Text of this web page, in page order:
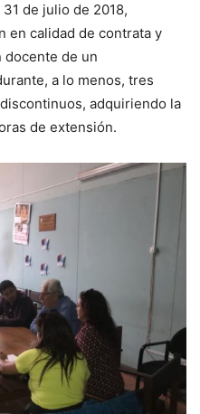
de julio de 2018,
en calidad de contrata y
docente de un
a lo menos, tres
adquiriendo la
de extensión.